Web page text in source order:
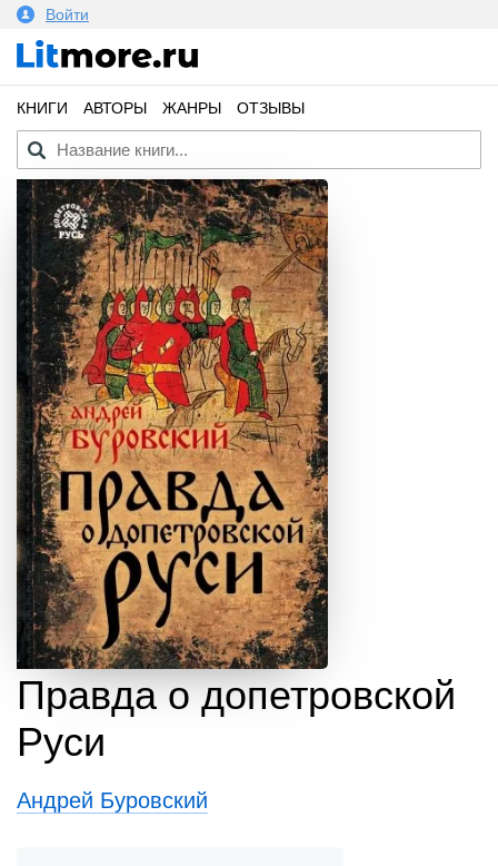
Войти
КНИГИ АВТОРЫ ЖАНРЫ ОТЗЫВЫ
Правда о допетровской
Руси
Андрей Буровский